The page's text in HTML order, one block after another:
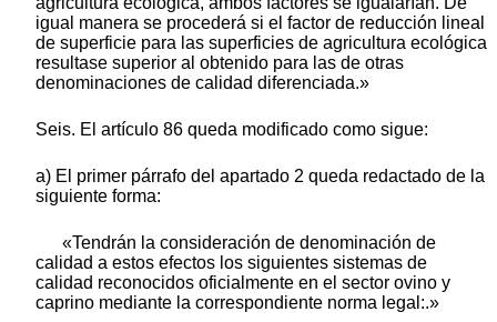
igual manera se procederá si el factor de reducción lineal
de superficie para las superficies de agricultura ecológica
resultase superior al obtenido para las de otras
denominaciones de calidad diferenciada.»
Seis. El artículo 86 queda modificado como sigue:
a) El primer párrafo del apartado 2 queda redactado de la
siguiente forma:
«Tendrán la consideración de denominación de
calidad a estos efectos los siguientes sistemas de
calidad reconocidos oficialmente en el sector ovino y
caprino mediante la correspondiente norma legal:.»